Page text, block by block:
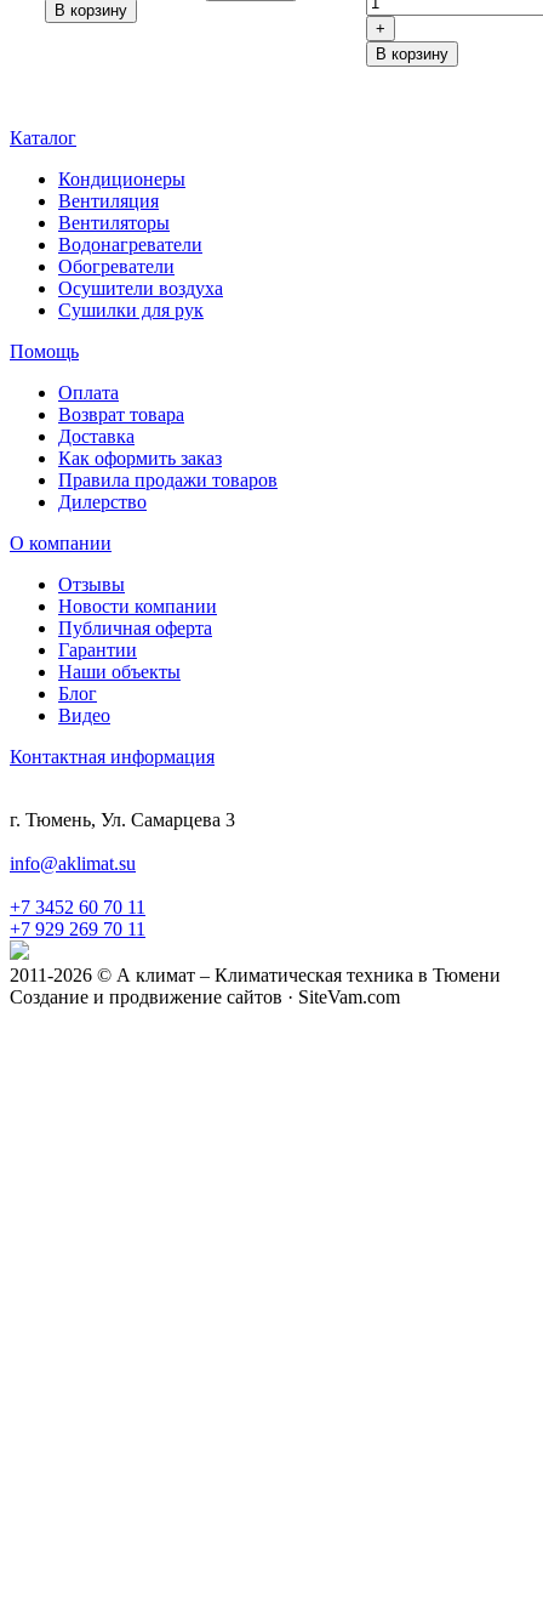
В корзину
+
В корзину
Каталог
Кондиционеры
Вентиляция
Вентиляторы
Водонагреватели
Обогреватели
Осушители воздуха
Сушилки для рук
Помощь
Оплата
Возврат товара
Доставка
Как оформить заказ
Правила продажи товаров
Дилерство
О компании
Отзывы
Новости компании
Публичная оферта
Гарантии
Наши объекты
Блог
Видео
Контактная информация
г. Тюмень, Ул. Самарцева 3
info@aklimat.su
+7 3452 60 70 11
+7 929 269 70 11
2011-2026 © А климат – Климатическая техника в Тюмени
Создание и продвижение сайтов · SiteVam.com